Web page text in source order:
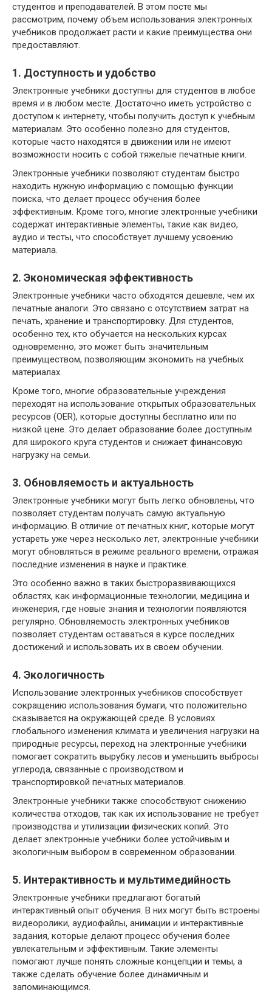
студентов и преподавателей. В этом посте мы
рассмотрим, почему объем использования электронных
учебников продолжает расти и какие преимущества они
предоставляют.
1. Доступность и удобство
Электронные учебники доступны для студентов в любое
время и в любом месте. Достаточно иметь устройство с
доступом к интернету, чтобы получить доступ к учебным
материалам. Это особенно полезно для студентов,
которые часто находятся в движении или не имеют
возможности носить с собой тяжелые печатные книги.
Электронные учебники позволяют студентам быстро
находить нужную информацию с помощью функции
поиска, что делает процесс обучения более
эффективным. Кроме того, многие электронные учебники
содержат интерактивные элементы, такие как видео,
аудио и тесты, что способствует лучшему усвоению
материала.
2. Экономическая эффективность
Электронные учебники часто обходятся дешевле, чем их
печатные аналоги. Это связано с отсутствием затрат на
печать, хранение и транспортировку. Для студентов,
особенно тех, кто обучается на нескольких курсах
одновременно, это может быть значительным
преимуществом, позволяющим экономить на учебных
материалах.
Кроме того, многие образовательные учреждения
переходят на использование открытых образовательных
ресурсов (OER), которые доступны бесплатно или по
низкой цене. Это делает образование более доступным
для широкого круга студентов и снижает финансовую
нагрузку на семьи.
3. Обновляемость и актуальность
Электронные учебники могут быть легко обновлены, что
позволяет студентам получать самую актуальную
информацию. В отличие от печатных книг, которые могут
устареть уже через несколько лет, электронные учебники
могут обновляться в режиме реального времени, отражая
последние изменения в науке и практике.
Это особенно важно в таких быстроразвивающихся
областях, как информационные технологии, медицина и
инженерия, где новые знания и технологии появляются
регулярно. Обновляемость электронных учебников
позволяет студентам оставаться в курсе последних
достижений и использовать их в своем обучении.
4. Экологичность
Использование электронных учебников способствует
сокращению использования бумаги, что положительно
сказывается на окружающей среде. В условиях
глобального изменения климата и увеличения нагрузки на
природные ресурсы, переход на электронные учебники
помогает сократить вырубку лесов и уменьшить выбросы
углерода, связанные с производством и
транспортировкой печатных материалов.
Электронные учебники также способствуют снижению
количества отходов, так как их использование не требует
производства и утилизации физических копий. Это
делает электронные учебники более устойчивым и
экологичным выбором в современном образовании.
5. Интерактивность и мультимедийность
Электронные учебники предлагают богатый
интерактивный опыт обучения. В них могут быть встроены
видеоролики, аудиофайлы, анимации и интерактивные
задания, которые делают процесс обучения более
увлекательным и эффективным. Такие элементы
помогают лучше понять сложные концепции и темы, а
также сделать обучение более динамичным и
запоминающимся.